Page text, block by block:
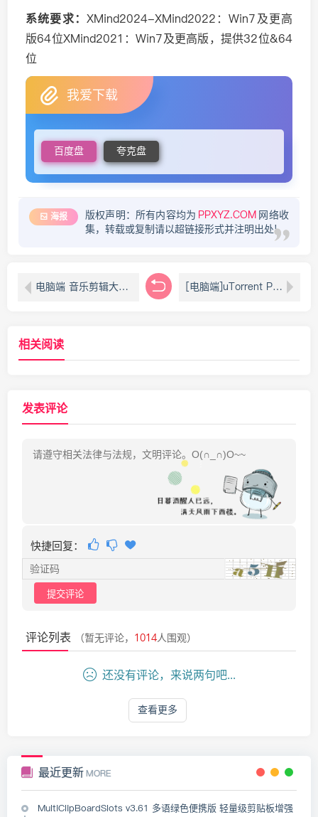
系统要求： XMind2024-XMind2022：Win7及更高
版64位XMind2021：Win7及更高版，提供32位&64
位
我爱下载
百度盘 夸克盘
海报 版权声明：所有内容均为 PPXYZ.COM 网络收
集，转载或复制请以超链接形式并注明出处!
电脑端 音乐剪辑大师 v6.7.7.0 超棒的音乐剪辑工具，精简去广告版 [电脑端]uTorrent Pro v3.6.0.47142 解锁专业版去广告绿色版 BT下载工具
相关阅读
发表评论
快捷回复：
评论列表 （暂无评论， 1014人围观）
还没有评论，来说两句吧...
查看更多
最近更新 MORE
MultiClipBoardSlots v3.61 多语绿色便携版 轻量级剪贴板增强